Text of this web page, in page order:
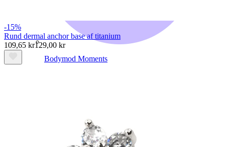
Bodymod Moments
-15%
Rund dermal anchor base af titanium
109,65 kr129,00 kr